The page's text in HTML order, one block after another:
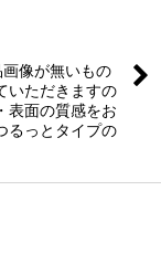
像が無いもの
いただきますの
表面の質感をお
っとタイプの